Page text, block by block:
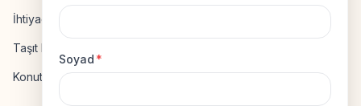
Soyad *
İhtiyaç Kredisi Hesapla
Taşıt Kredisi Hesapla
Konut Kredisi Hesapla